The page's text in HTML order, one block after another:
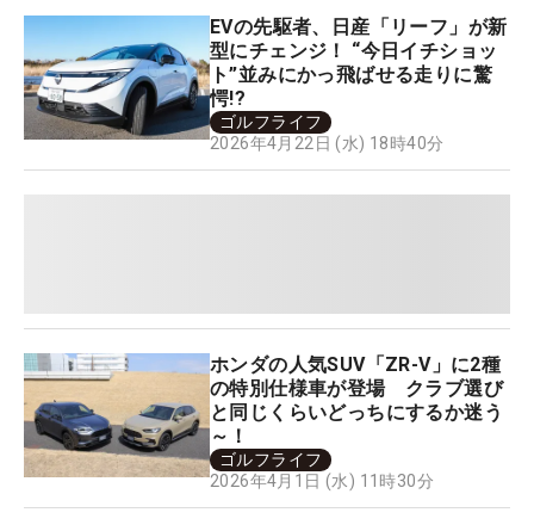
EVの先駆者、日産「リーフ」が新
型にチェンジ！ “今日イチショッ
ト”並みにかっ飛ばせる走りに驚
愕!?
ゴルフライフ
2026年4月22日 (水) 18時40分
ホンダの人気SUV「ZR-V」に2種
の特別仕様車が登場 クラブ選び
と同じくらいどっちにするか迷う
～！
ゴルフライフ
2026年4月1日 (水) 11時30分